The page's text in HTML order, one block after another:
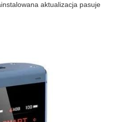
aktualizacja pasuje